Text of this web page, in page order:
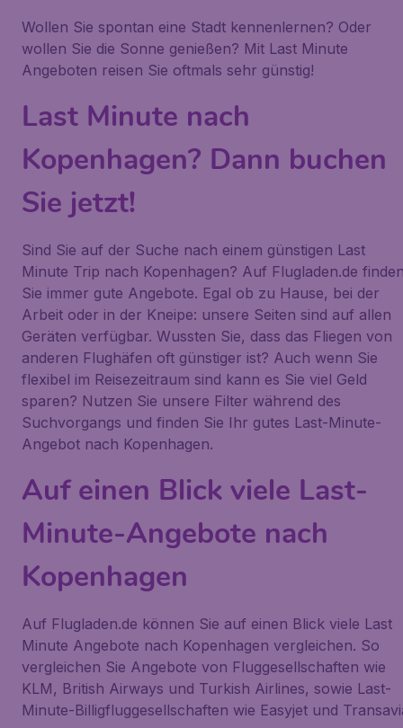
Wollen Sie spontan eine Stadt kennenlernen? Oder
wollen Sie die Sonne genießen? Mit Last Minute
Angeboten reisen Sie oftmals sehr günstig!
Last Minute nach
Kopenhagen? Dann buchen
Sie jetzt!
Sind Sie auf der Suche nach einem günstigen Last
Minute Trip nach Kopenhagen? Auf Flugladen.de
Sie immer gute Angebote. Egal ob zu Hause, bei der
Arbeit oder in der Kneipe: unsere Seiten sind auf allen
Geräten verfügbar. Wussten Sie, dass das Fliegen von
anderen Flughäfen oft günstiger ist? Auch wenn Sie
flexibel im Reisezeitraum sind kann es Sie viel Geld
sparen? Nutzen Sie unsere Filter während des
Suchvorgangs und finden Sie Ihr gutes Last-Minute-
Angebot nach Kopenhagen.
Auf einen Blick viele Last-
Minute-Angebote nach
Kopenhagen
Auf Flugladen.de können Sie auf einen Blick viele Last
Minute Angebote nach Kopenhagen vergleichen. So
vergleichen Sie Angebote von Fluggesellschaften wie
KLM, British Airways und Turkish Airlines, sowie Last-
Minute-Billigfluggesellschaften wie Easyjet und